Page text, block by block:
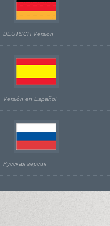
DEUTSCH Version
Versión en Español
Русская версия